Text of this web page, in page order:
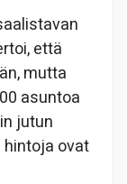
että
mutta
asuntoa
jutun
ovat